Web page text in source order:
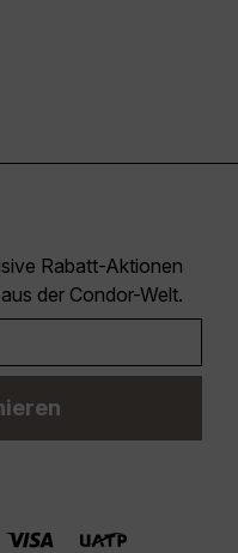
Rabatt-Aktionen
der Condor-Welt.